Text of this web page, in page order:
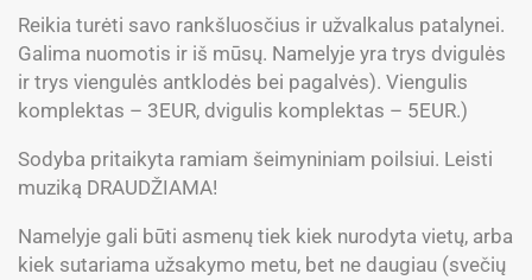
Reikia turėti savo rankšluosčius ir užvalkalus patalynei.
Galima nuomotis ir iš mūsų. Namelyje yra trys dvigulės
ir trys viengulės antklodės bei pagalvės). Viengulis
komplektas – 3EUR, dvigulis komplektas – 5EUR.)
Sodyba pritaikyta ramiam šeimyniniam poilsiui. Leisti
muziką DRAUDŽIAMA!
Namelyje gali būti asmenų tiek kiek nurodyta vietų, arba
kiek sutariama užsakymo metu, bet ne daugiau (svečių